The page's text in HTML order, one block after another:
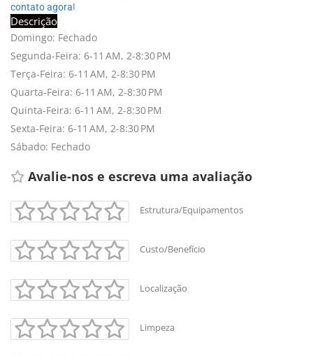
contato agora!
Descrição
Domingo: Fechado
Segunda-Feira: 6-11 AM, 2-8:30 PM
Terça-Feira: 6-11 AM, 2-8:30 PM
Quarta-Feira: 6-11 AM, 2-8:30 PM
Quinta-Feira: 6-11 AM, 2-8:30 PM
Sexta-Feira: 6-11 AM, 2-8:30 PM
Sábado: Fechado
Avalie-nos e escreva uma avaliação
Estrutura/Equipamentos
Custo/Benefício
Localização
Limpeza